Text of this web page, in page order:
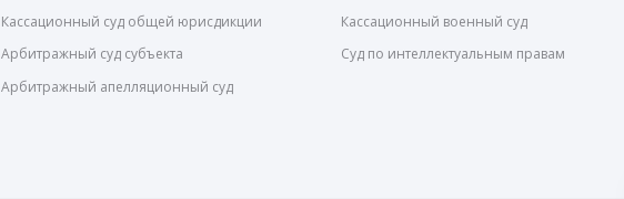
Кассационный суд общей юрисдикции
Арбитражный суд субъекта
Арбитражный апелляционный суд
Кассационный военный суд
Суд по интеллектуальным правам